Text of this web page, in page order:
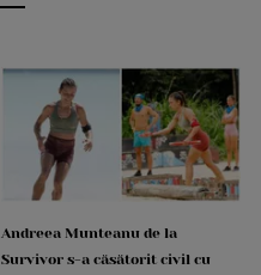
Andreea Munteanu de la
Survivor s-a căsătorit civil cu